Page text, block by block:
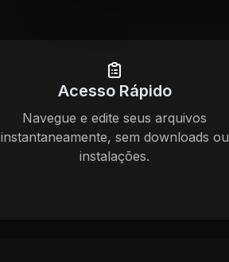
Acesso Rápido
Navegue e edite seus arquivos
instantaneamente, sem downloads ou
instalações.